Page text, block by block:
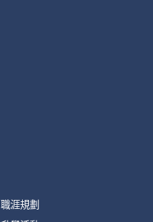
職涯規劃